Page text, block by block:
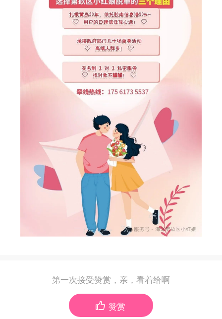
第一次接受赞赏，亲，看着给啊
 赞赏